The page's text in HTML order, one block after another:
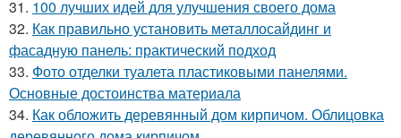
31. 100 лучших идей для улучшения своего дома
32. Как правильно установить металлосайдинг и
фасадную панель: практический подход
33. Фото отделки туалета пластиковыми панелями.
Основные достоинства материала
34. Как обложить деревянный дом кирпичом. Облицовка